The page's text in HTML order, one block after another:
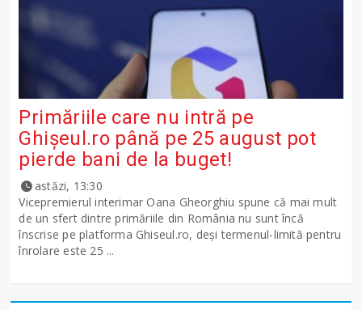
Primăriile care nu intră pe
Ghişeul.ro până pe 25 august pot
pierde bani de la buget!
astăzi, 13:30
Vicepremierul interimar Oana Gheorghiu spune că mai mult
de un sfert dintre primăriile din România nu sunt încă
înscrise pe platforma Ghiseul.ro, deși termenul-limită pentru
înrolare este 25 ...